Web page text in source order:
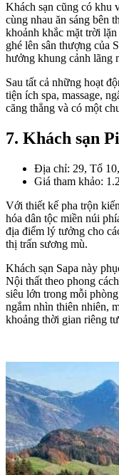
Khách sạn cũng có khu
cùng nhau ăn sáng bên
khoảnh khắc mặt trời
ghé lên sân thượng của
hưởng khung cảnh lãng
Sau tất cả những hoạt
tiện ích spa, massage,
căng thẳng và có một
7. Khách sạn
Địa chỉ: 29, Tổ
Giá tham khảo:
Với thiết kế pha trộn
hóa dân tộc miền núi
địa điểm lý tưởng cho
thị trấn sương mù.
Khách sạn Sapa này
Nội thất theo phong
siêu lớn trong mỗi
ngắm nhìn thiên nhiên,
khoảng thời gian riêng